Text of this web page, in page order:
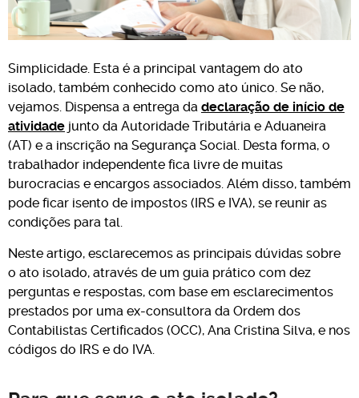
Simplicidade. Esta é a principal vantagem do ato
isolado, também conhecido como ato único. Se não,
vejamos. Dispensa a entrega da declaração de início de
atividade junto da Autoridade Tributária e Aduaneira
(AT) e a inscrição na Segurança Social. Desta forma, o
trabalhador independente fica livre de muitas
burocracias e encargos associados. Além disso, também
pode ficar isento de impostos (IRS e IVA), se reunir as
condições para tal.
Neste artigo, esclarecemos as principais dúvidas sobre
o ato isolado, através de um guia prático com dez
perguntas e respostas, com base em esclarecimentos
prestados por uma ex-consultora da Ordem dos
Contabilistas Certificados (OCC), Ana Cristina Silva, e nos
códigos do IRS e do IVA.